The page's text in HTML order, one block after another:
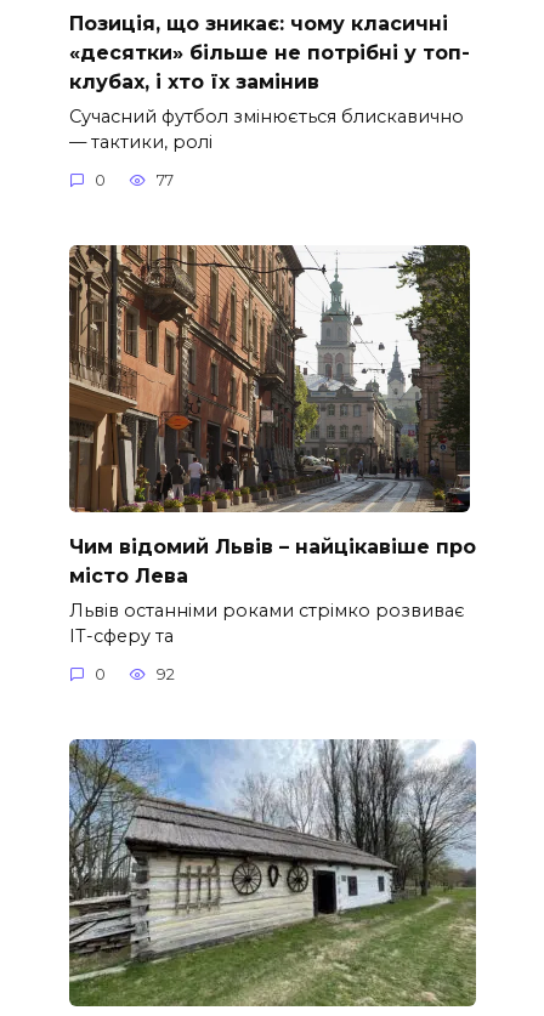
Позиція, що зникає: чому класичні
«десятки» більше не потрібні у топ-
клубах, і хто їх замінив
Сучасний футбол змінюється блискавично
— тактики, ролі
0 77
Чим відомий Львів – найцікавіше про
місто Лева
Львів останніми роками стрімко розвиває
ІТ-сферу та
0 92